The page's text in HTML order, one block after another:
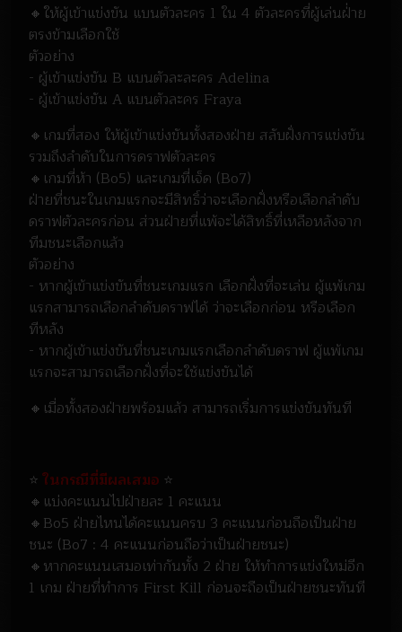
🔸ให้ผู้เข้าแข่งขัน แบนตัวละคร 1 ใน 4 ตัวละครที่ผู้เล่นฝ่่าย
ตรงข้ามเลือกใช้
ตัวอย่าง
- ผู้เข้าแข่งขัน B แบนตัวละละคร Adelina
- ผู้เข้าแข่งขัน A แบนตัวละคร Fraya
🔸เกมที่สอง ให้ผู้เข้าแข่งขันทั้งสองฝ่าย สลับฝั่งการแข่งขัน
รวมถึงลำดับในการดราฟตัวละคร
🔸เกมที่ห้า (Bo5) และเกมที่เจ็ด (Bo7)
ฝ่ายที่ชนะในเกมแรกจะมีสิทธิ์ว่าจะเลือกฝั่งหรือเลือกลำดับ
ดราฟตัวละครก่อน ส่วนฝ่ายที่แพ้จะได้สิทธิ์ที่เหลือหลังจาก
ทีมชนะเลือกแล้ว
ตัวอย่าง
- หากผู้เข้าแข่งขันที่ชนะเกมแรก เลือกฝั่งที่จะเล่น ผู้แพ้เกม
แรกสามารถเลือกลำดับดราฟได้ ว่าจะเลือกก่อน หรือเลือก
ทีหลัง
- หากผู้เข้าแข่งขันที่ชนะเกมแรกเลือกลำดับดราฟ ผู้แพ้เกม
แรกจะสามารถเลือกฝั่งที่จะใช้แข่งขันได้
🔸เมื่อทั้งสองฝ่ายพร้อมแล้ว สามารถเริ่มการแข่งขันทันที
⭐ในกรณีที่มีผลเสมอ ⭐
🔸แบ่งคะแนนไปฝ่ายละ 1 คะแนน
🔸Bo5 ฝ่ายไหนได้คะแนนครบ 3 คะแนนก่อนถือเป็นฝ่าย
ชนะ (Bo7 : 4 คะแนนก่อนถือว่าเป็นฝ่ายชนะ)
🔸หากคะแนนเสมอเท่ากันทั้ง 2 ฝ่าย ให้ทำการแข่งใหม่อีก
1 เกม ฝ่ายที่ทำการ First Kill ก่อนจะถือเป็นฝ่ายชนะทันที